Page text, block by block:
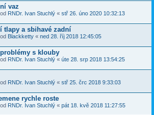
vaz
RNDr. Ivan Stuchlý « stř 26. úno 2020 10:32:13
tlapy a sbihavé zadní
Blackketty « ned 28. říj 2018 12:45:05
s klouby
RNDr. Ivan Stuchlý « úte 28. srp 2018 13:54:25
RNDr. Ivan Stuchlý « stř 25. črc 2018 9:33:03
rychle roste
RNDr. Ivan Stuchlý « pát 18. kvě 2018 11:27:55